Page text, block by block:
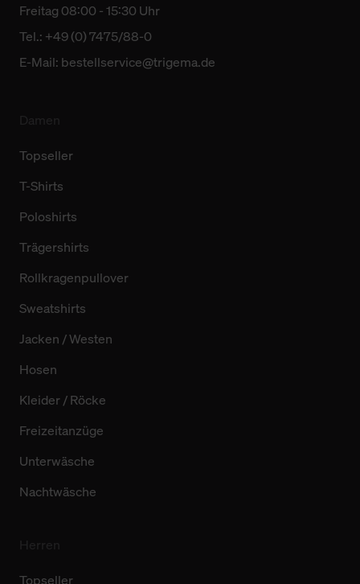
Freitag 08:00 - 15:30 Uhr
Tel.: +49 (0) 7475/88-0
E-Mail: bestellservice@trigema.de
Topseller
T-Shirts
Poloshirts
Trägershirts
Rollkragenpullover
Sweatshirts
Jacken / Westen
Hosen
Kleider / Röcke
Freizeitanzüge
Unterwäsche
Nachtwäsche
Topseller